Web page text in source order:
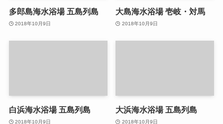
多郎島海水浴場 五島列島
2018年10月9日
大島海水浴場 壱岐・対馬
2018年10月9日
白浜海水浴場 五島列島
2018年10月9日
大浜海水浴場 五島列島
2018年10月9日